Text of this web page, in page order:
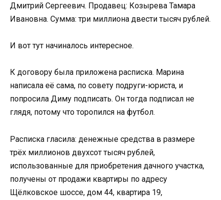
Дмитрий Сергеевич. Продавец: Козырева Тамара
Ивановна. Сумма: три миллиона двести тысяч рублей.
И вот тут начиналось интересное.
К договору была приложена расписка. Марина
написала её сама, по совету подруги-юриста, и
попросила Диму подписать. Он тогда подписал не
глядя, потому что торопился на футбол.
Расписка гласила: денежные средства в размере
трёх миллионов двухсот тысяч рублей,
использованные для приобретения дачного участка,
получены от продажи квартиры по адресу
Щёлковское шоссе, дом 44, квартира 19,